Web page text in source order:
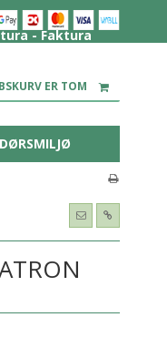
- Faktura
ER TOM